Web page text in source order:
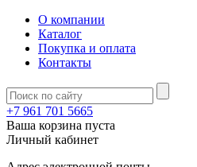
О компании
Каталог
Покупка и оплата
Контакты
+7 961 701 5665
Ваша корзина пуста
Личный кабинет